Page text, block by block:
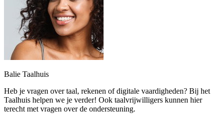
Balie Taalhuis
Heb je vragen over taal, rekenen of digitale vaardigheden? Bij het
Taalhuis helpen we je verder! Ook taalvrijwilligers kunnen hier
terecht met vragen over de ondersteuning.